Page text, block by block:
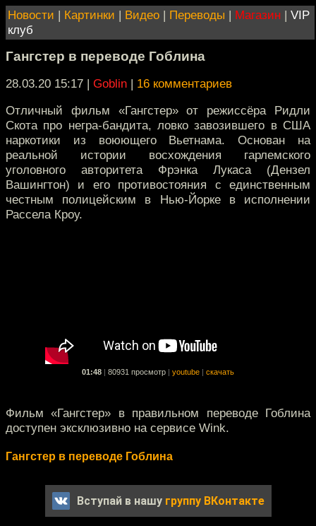
Новости | Картинки | Видео | Переводы | Магазин | VIP
клуб
Гангстер в переводе Гоблина
28.03.20 15:17 | Goblin | 16 комментариев
Отличный фильм «Гангстер» от режиссёра Ридли
Скота про негра-бандита, ловко завозившего в США
наркотики из воюющего Вьетнама. Основан на
реальной истории восхождения гарлемского
уголовного авторитета Фрэнка Лукаса (Дензел
Вашингтон) и его противостояния с единственным
честным полицейским в Нью-Йорке в исполнении
Рассела Кроу.
01:48 80931 просмотр youtube скачать
Фильм «Гангстер» в правильном переводе Гоблина
доступен эксклюзивно на сервисе Wink.
Гангстер в переводе Гоблина
Вступай в нашу группу ВКонтакте